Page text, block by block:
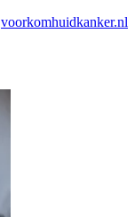
voorkomhuidkanker.nl